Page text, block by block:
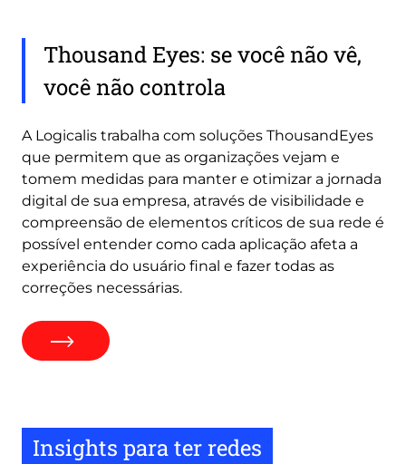
Thousand Eyes: se você não vê,
você não controla
A Logicalis trabalha com soluções ThousandEyes
que permitem que as organizações vejam e
tomem medidas para manter e otimizar a jornada
digital de sua empresa, através de visibilidade e
compreensão de elementos críticos de sua rede é
possível entender como cada aplicação afeta a
experiência do usuário final e fazer todas as
correções necessárias.
Insights para ter redes